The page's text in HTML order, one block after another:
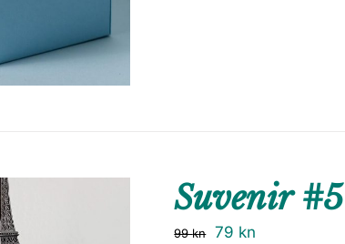
Suvenir #5
99kn 79 kn